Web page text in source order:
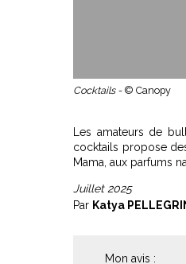
Cocktails - © Canopy
Les amateurs de
cocktails propose
Mama, aux parfums
Juillet 2025
Par Katya
Mon avis :